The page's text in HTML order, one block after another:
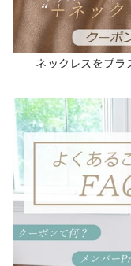
ネックレスをプラ